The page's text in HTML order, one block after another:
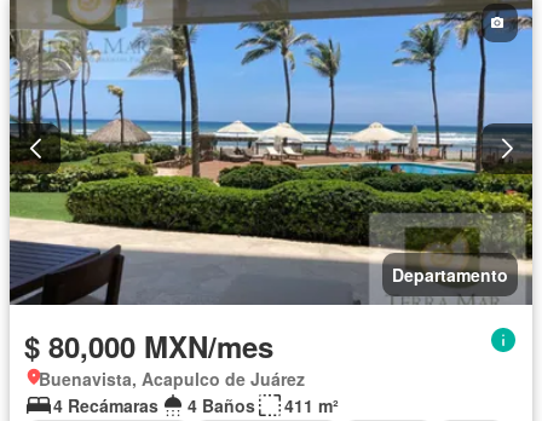
Departamento
$ 80,000 MXN/mes
Buenavista, Acapulco de Juárez
4 Recámaras
4 Baños
411 m²